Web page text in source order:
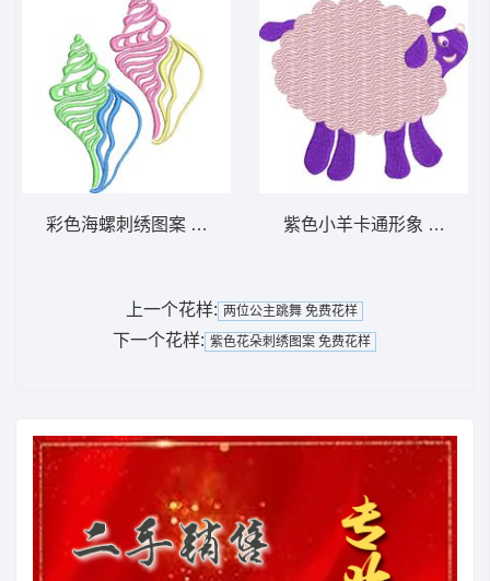
彩色海螺刺绣图案 免费花样 紫色小羊卡通形象 免费花
上一个花样: 两位公主跳舞 免费花样
下一个花样: 紫色花朵刺绣图案 免费花样